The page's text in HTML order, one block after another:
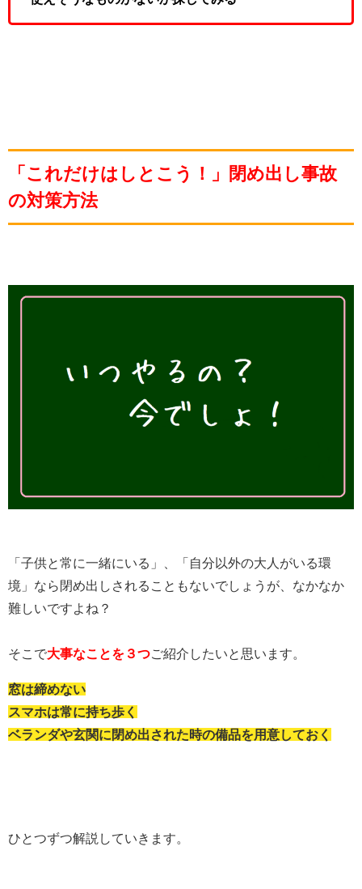
「これだけはしとこう！」閉め出し事故
の対策方法
「子供と常に一緒にいる」、「自分以外の大人がいる環
境」なら閉め出しされることもないでしょうが、なかなか
難しいですよね？
そこで大事なことを３つご紹介したいと思います。
窓は締めない
スマホは常に持ち歩く
ベランダや玄関に閉め出された時の備品を用意しておく
ひとつずつ解説していきます。